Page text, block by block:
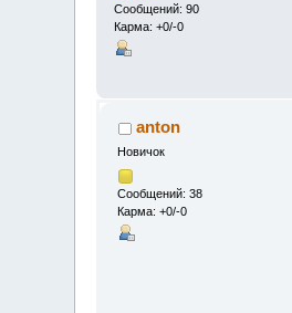
Сообщений: 90
Карма: +0/-0
anton
Новичок
Сообщений: 38
Карма: +0/-0